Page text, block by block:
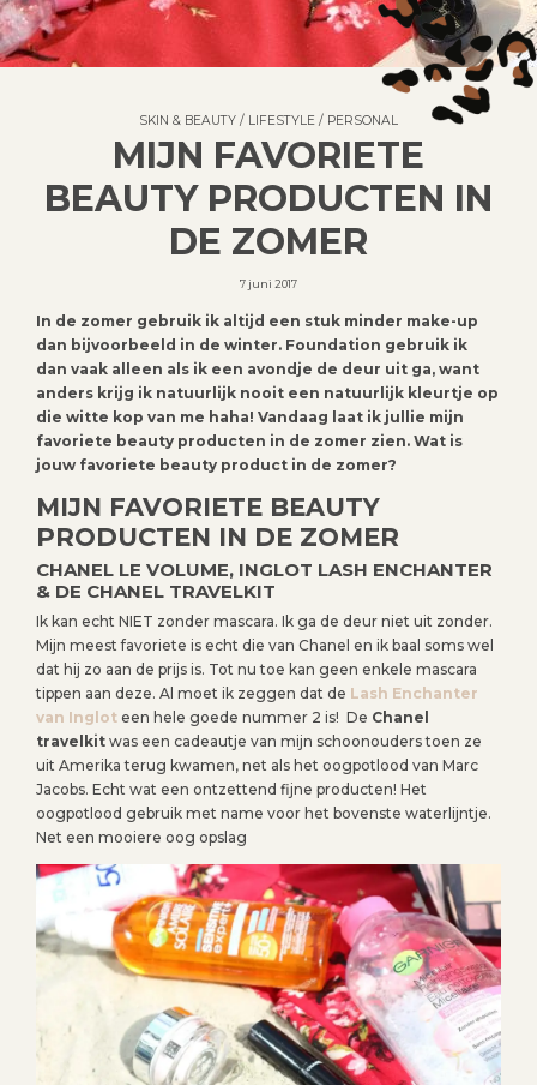
SKIN & BEAUTY / LIFESTYLE / PERSONAL
MIJN FAVORIETE
BEAUTY PRODUCTEN IN
DE ZOMER
7 juni 2017
In de zomer gebruik ik altijd een stuk minder make-up
dan bijvoorbeeld in de winter. Foundation gebruik ik
dan vaak alleen als ik een avondje de deur uit ga, want
anders krijg ik natuurlijk nooit een natuurlijk kleurtje op
die witte kop van me haha! Vandaag laat ik jullie mijn
favoriete beauty producten in de zomer zien. Wat is
jouw favoriete beauty product in de zomer?
MIJN FAVORIETE BEAUTY
PRODUCTEN IN DE ZOMER
CHANEL LE VOLUME, INGLOT LASH ENCHANTER
& DE CHANEL TRAVELKIT
Ik kan echt NIET zonder mascara. Ik ga de deur niet uit zonder.
Mijn meest favoriete is echt die van Chanel en ik baal soms wel
dat hij zo aan de prijs is. Tot nu toe kan geen enkele mascara
tippen aan deze. Al moet ik zeggen dat de Lash Enchanter
van Inglot een hele goede nummer 2 is! De Chanel
travelkit was een cadeautje van mijn schoonouders toen ze
uit Amerika terug kwamen, net als het oogpotlood van Marc
Jacobs. Echt wat een ontzettend fijne producten! Het
oogpotlood gebruik met name voor het bovenste waterlijntje.
Net een mooiere oog opslag